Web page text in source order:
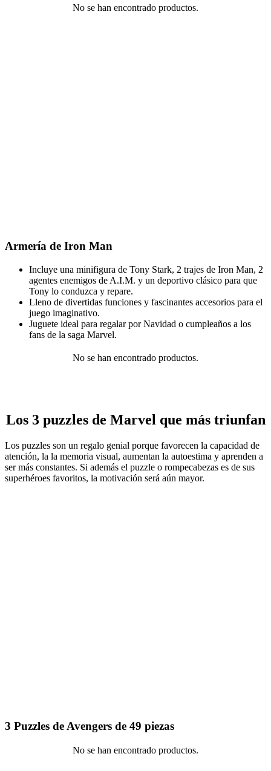
No se han encontrado productos.
Armería de Iron Man
Incluye una minifigura de Tony Stark, 2 trajes de Iron Man, 2
agentes enemigos de A.I.M. y un deportivo clásico para que
Tony lo conduzca y repare.
Lleno de divertidas funciones y fascinantes accesorios para el
juego imaginativo.
Juguete ideal para regalar por Navidad o cumpleaños a los
fans de la saga Marvel.
No se han encontrado productos.
Los 3 puzzles de Marvel que más triunfan
Los puzzles son un regalo genial porque favorecen la capacidad de
atención, la la memoria visual, aumentan la autoestima y aprenden a
ser más constantes. Si además el puzzle o rompecabezas es de sus
superhéroes favoritos, la motivación será aún mayor.
3 Puzzles de Avengers de 49 piezas
No se han encontrado productos.